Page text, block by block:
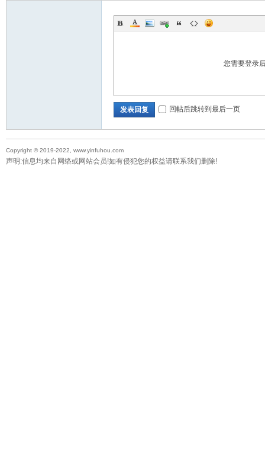
您需要登录
发表回复 回帖后跳转到最后一页
Copyright © 2019-2022, www.yinfuhou.com
声明:信息均来自网络或网站会员!如有侵犯您的权益请联系我们删除!